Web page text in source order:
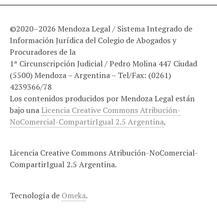
©2020–2026 Mendoza Legal / Sistema Integrado de
Información Jurídica del Colegio de Abogados y
Procuradores de la
1ª Circunscripción Judicial / Pedro Molina 447 Ciudad
(5500) Mendoza – Argentina – Tel/Fax: (0261)
4239366/78
Los contenidos producidos por Mendoza Legal están
bajo una Licencia Creative Commons Atribución-
NoComercial-CompartirIgual 2.5 Argentina.
Licencia Creative Commons Atribución-NoComercial-
CompartirIgual 2.5 Argentina.
Tecnología de Omeka.